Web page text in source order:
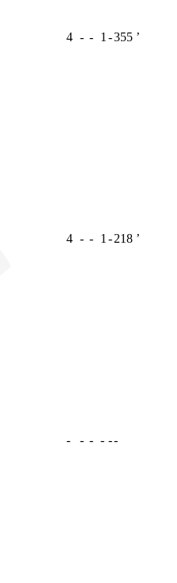
4 - - 1 -355 ʼ
4 - - 1 -218 ʼ
- - - - --